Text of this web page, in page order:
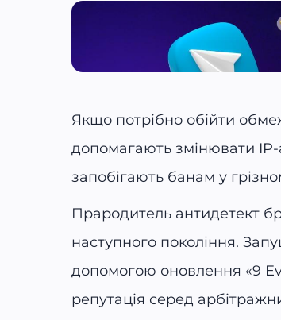
Якщо потрібно обійти
допомагають змінювати IP-
запобігають банам у
Прародитель антидетект
наступного покоління.
допомогою оновлення «9
репутація серед